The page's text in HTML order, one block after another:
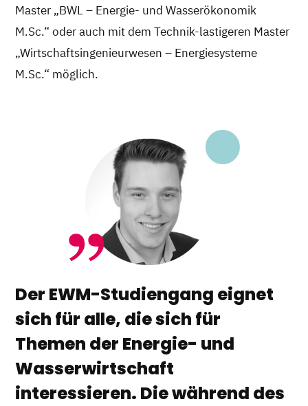
Master „BWL – Energie- und Wasserökonomik
M.Sc.“ oder auch mit dem Technik-lastigeren Master
„Wirtschaftsingenieurwesen – Energiesysteme
M.Sc.“ möglich.
Der EWM-Studiengang eignet
sich für alle, die sich für
Themen der Energie- und
Wasserwirtschaft
interessieren. Die während des